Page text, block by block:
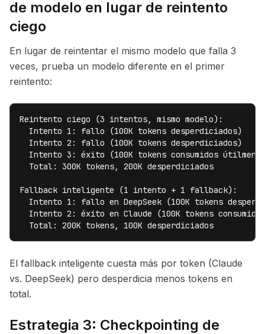
de modelo en lugar de reintento
ciego
En lugar de reintentar el mismo modelo que falla 3
veces, prueba un modelo diferente en el primer
reintento:
Reintento ciego (3 intentos, mismo modelo):
  Intento 1: fallo (100K tokens desperdiciados)
  Intento 2: fallo (100K tokens desperdiciados)
Intento 3: éxito (100K tokens consumidos
  Total: 300K tokens, 200K desperdiciados
Fallback inteligente (1 intento + 1 fallback):
Intento 1: fallo en DeepSeek (100K tokens
Intento 2: éxito en Claude (100K tokens
  Total: 200K tokens, 100K desperdiciados
El fallback inteligente cuesta más por token (Claude
vs. DeepSeek) pero desperdicia menos tokens en
total.
Estrategia 3: Checkpointing de